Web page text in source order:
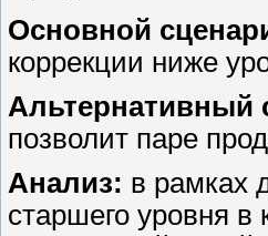
Основной
коррекции ниже
Альтернативный
позволит паре
Анализ: в рамках
старшего уровня в